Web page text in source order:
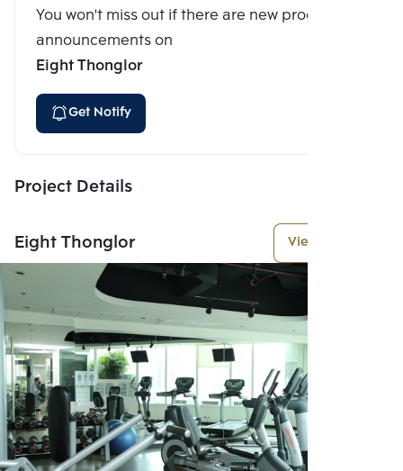
You won't miss out if there are new program
announcements on
Eight Thonglor
Get Notify
Project Details
Eight Thonglor View More